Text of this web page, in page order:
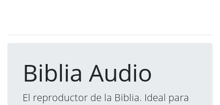
Biblia Audio
El reproductor de la Biblia. Ideal para